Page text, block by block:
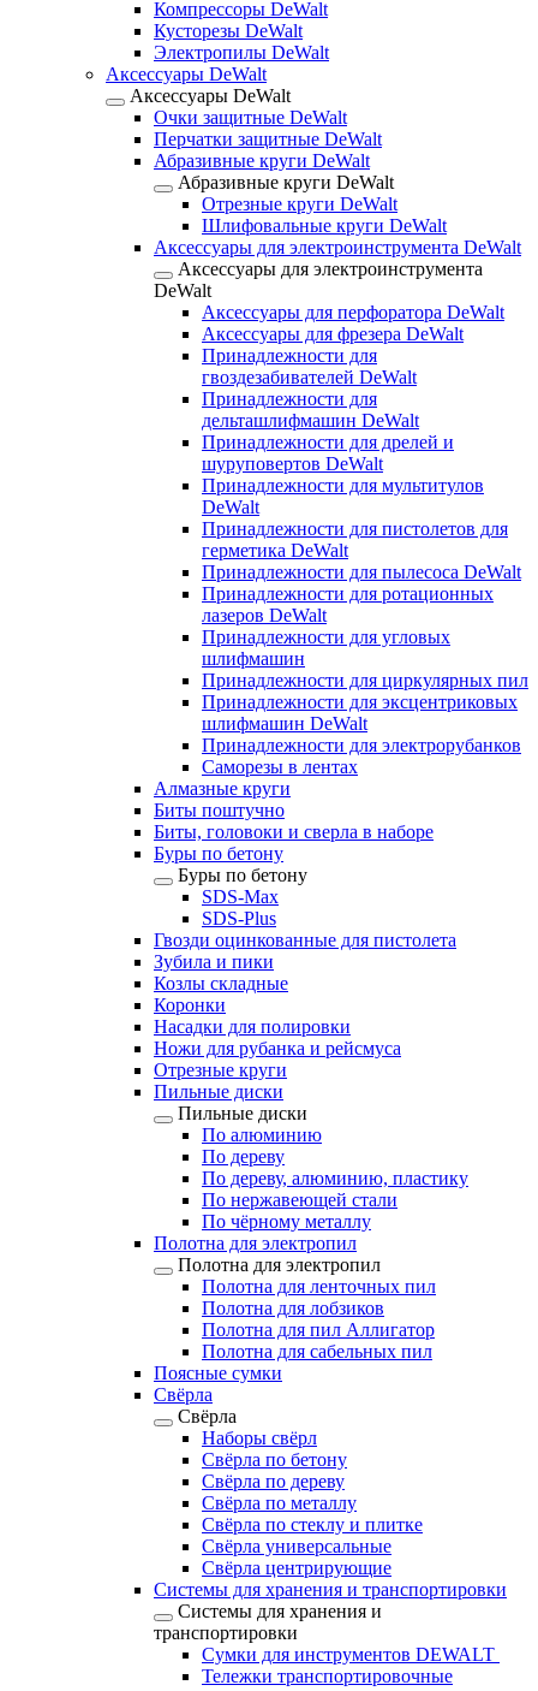
Компрессоры DeWalt
Кусторезы DeWalt
Электропилы DeWalt
Аксессуары DeWalt
Аксессуары DeWalt
Очки защитные DeWalt
Перчатки защитные DeWalt
Абразивные круги DeWalt
Абразивные круги DeWalt
Отрезные круги DeWalt
Шлифовальные круги DeWalt
Аксессуары для электроинструмента DeWalt
Аксессуары для электроинструмента
DeWalt
Аксессуары для перфоратора DeWalt
Аксессуары для фрезера DeWalt
Принадлежности для
гвоздезабивателей DeWalt
Принадлежности для
дельташлифмашин DeWalt
Принадлежности для дрелей и
шуруповертов DeWalt
Принадлежности для мультитулов
DeWalt
Принадлежности для пистолетов для
герметика DeWalt
Принадлежности для пылесоса DeWalt
Принадлежности для ротационных
лазеров DeWalt
Принадлежности для угловых
шлифмашин
Принадлежности для циркулярных пил
Принадлежности для эксцентриковых
шлифмашин DeWalt
Принадлежности для электрорубанков
Саморезы в лентах
Алмазные круги
Биты поштучно
Биты, головоки и сверла в наборе
Буры по бетону
Буры по бетону
SDS-Max
SDS-Plus
Гвозди оцинкованные для пистолета
Зубила и пики
Козлы складные
Коронки
Насадки для полировки
Ножи для рубанка и рейсмуса
Отрезные круги
Пильные диски
Пильные диски
По алюминию
По дереву
По дереву, алюминию, пластику
По нержавеющей стали
По чёрному металлу
Полотна для электропил
Полотна для электропил
Полотна для ленточных пил
Полотна для лобзиков
Полотна для пил Аллигатор
Полотна для сабельных пил
Поясные сумки
Свёрла
Свёрла
Наборы свёрл
Свёрла по бетону
Свёрла по дереву
Свёрла по металлу
Свёрла по стеклу и плитке
Свёрла универсальные
Свёрла центрирующие
Системы для хранения и транспортировки
Системы для хранения и
транспортировки
Сумки для инструментов DEWALT
Тележки транспортировочные